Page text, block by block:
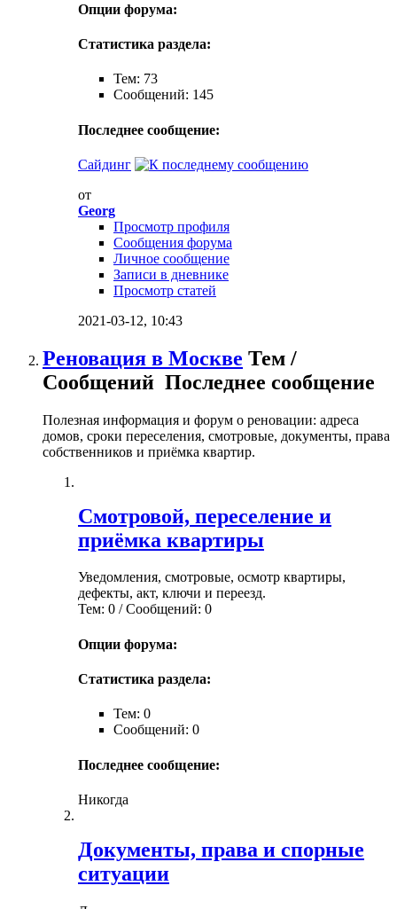
Опции форума:
Статистика раздела:
Тем: 73
Сообщений: 145
Последнее сообщение:
Сайдинг
от
Georg
Просмотр профиля
Сообщения форума
Личное сообщение
Записи в дневнике
Просмотр статей
2021-03-12, 10:43
Реновация в Москве Тем /
Сообщений Последнее сообщение
Полезная информация и форум о реновации: адреса
домов, сроки переселения, смотровые, документы, права
собственников и приёмка квартир.
Смотровой, переселение и
приёмка квартиры
Уведомления, смотровые, осмотр квартиры,
дефекты, акт, ключи и переезд.
Тем: 0 / Сообщений: 0
Опции форума:
Статистика раздела:
Тем: 0
Сообщений: 0
Последнее сообщение:
Никогда
Документы, права и спорные
ситуации